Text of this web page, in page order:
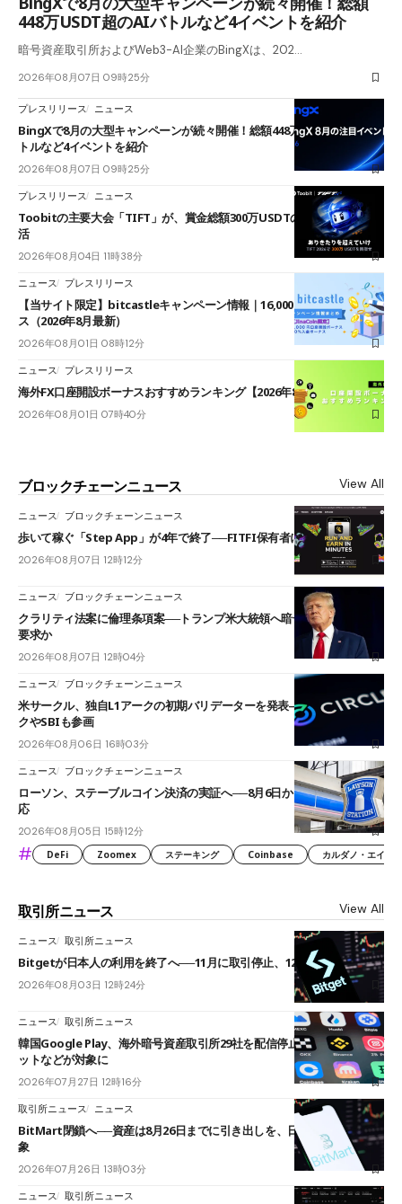
448万USDT超のAIバトルなど4イベントを紹介
暗号資産取引所およびWeb3-AI企業のBingXは、202…
2026年08月07日 09時25分
プレスリリース ニュース
BingXで8月の大型キャンペーンが続々開催！総額448万USDT超のAIバ
トルなど4イベントを紹介
2026年08月07日 09時25分
プレスリリース ニュース
Toobitの主要大会「TIFT」が、賞金総額300万USDTのレースとして復
活
2026年08月04日 11時38分
ニュース プレスリリース
【当サイト限定】bitcastleキャンペーン情報｜16,000円口座開設ボーナ
ス（2026年8月最新）
2026年08月01日 08時12分
ニュース プレスリリース
海外FX口座開設ボーナスおすすめランキング【2026年8月最新】
2026年08月01日 07時40分
ブロックチェーンニュース View All
ニュース ブロックチェーンニュース
歩いて稼ぐ「Step App」が4年で終了──FITFI保有者に対応呼びかけ
2026年08月07日 12時12分
ニュース ブロックチェーンニュース
クラリティ法案に倫理条項案──トランプ米大統領へ暗号資産事業の売却
要求か
2026年08月07日 12時04分
ニュース ブロックチェーンニュース
米サークル、独自L1アークの初期バリデーターを発表――ブラックロッ
クやSBIも参画
2026年08月06日 16時03分
ニュース ブロックチェーンニュース
ローソン、ステーブルコイン決済の実証へ──8月6日からJPYCやUSDC対
応
2026年08月05日 15時12分
# DeFi Zoomex ステーキング Coinbase カルダノ・エイ
取引所ニュース View All
ニュース 取引所ニュース
Bitgetが日本人の利用を終了へ──11月に取引停止、12月末に強制決済
2026年08月03日 12時24分
ニュース 取引所ニュース
韓国Google Play、海外暗号資産取引所29社を配信停止──OKXやバイビ
ットなどが対象に
2026年07月27日 12時16分
取引所ニュース ニュース
BitMart閉鎖へ──資産は8月26日までに引き出しを、日本人利用者も対
象
2026年07月26日 13時03分
ニュース 取引所ニュース